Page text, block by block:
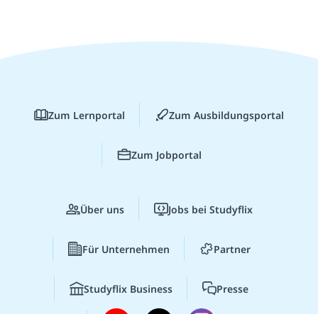
Zum Lernportal Zum Ausbildungsportal
Zum Jobportal
Über uns Jobs bei Studyflix
Für Unternehmen Partner
Studyflix Business Presse